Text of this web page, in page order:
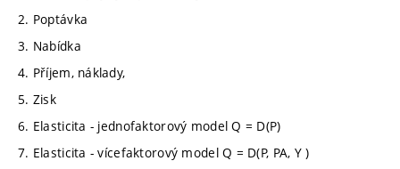
2. Poptávka
3. Nabídka
4. Příjem, náklady,
5. Zisk
6. Elasticita - jednofaktorový model Q = D(P)
7. Elasticita - vícefaktorový model Q = D(P, PA, Y )